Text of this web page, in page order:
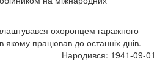
охоронцем гаражного
якому працював до останніх днів.
Народився: 1941-09-01